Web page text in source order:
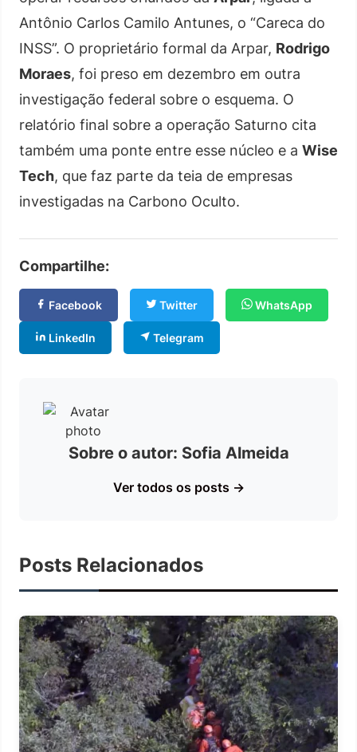
Antônio Carlos Camilo Antunes, o “Careca do
INSS”. O proprietário formal da Arpar, Rodrigo
Moraes, foi preso em dezembro em outra
investigação federal sobre o esquema. O
relatório final sobre a operação Saturno cita
também uma ponte entre esse núcleo e a Wise
Tech, que faz parte da teia de empresas
investigadas na Carbono Oculto.
Compartilhe:
Facebook Twitter WhatsApp
LinkedIn Telegram
Sobre o autor: Sofia Almeida
Ver todos os posts →
Posts Relacionados